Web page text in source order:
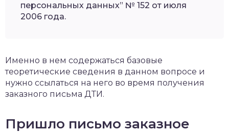
персональных данных” № 152 от июля
2006 года.
Именно в нем содержаться базовые
теоретические сведения в данном вопросе и
нужно ссылаться на него во время получения
заказного письма ДТИ.
Пришло письмо заказное